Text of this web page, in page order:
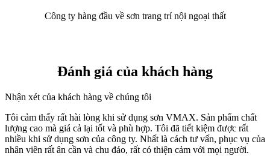
Công ty hàng đầu về sơn trang trí nội ngoại thất
Đánh giá của khách hàng
Nhận xét của khách hàng về chúng tôi
Tôi cảm thấy rất hài lòng khi sử dụng sơn VMAX. Sản phẩm chất
lượng cao mà giá cả lại tốt và phù hợp. Tôi đã tiết kiệm được rất
nhiều khi sử dụng sơn của công ty. Nhất là cách tư vấn, phục vụ của
nhân viên rất ân cần và chu đáo, rất có thiện cảm với mọi người.